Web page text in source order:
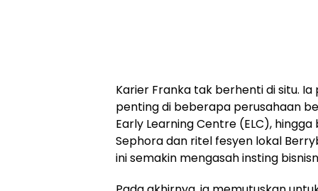
Karier Franka tak berhenti di situ.
penting di beberapa perusahaan
Early Learning Centre (ELC),
Sephora dan ritel fesyen lokal
ini semakin mengasah insting